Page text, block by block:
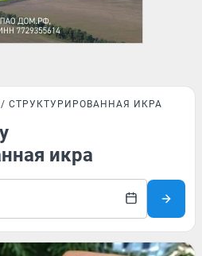
СТРУКТУРИРОВАННАЯ ИКРА
икра